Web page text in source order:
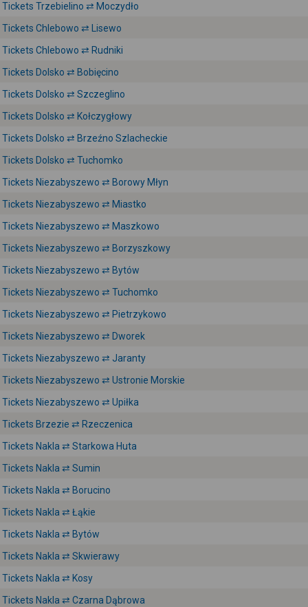
Tickets Trzebielino ⇄ Moczydło
Tickets Chlebowo ⇄ Lisewo
Tickets Chlebowo ⇄ Rudniki
Tickets Dolsko ⇄ Bobięcino
Tickets Dolsko ⇄ Szczeglino
Tickets Dolsko ⇄ Kołczygłowy
Tickets Dolsko ⇄ Brzeźno Szlacheckie
Tickets Dolsko ⇄ Tuchomko
Tickets Niezabyszewo ⇄ Borowy Młyn
Tickets Niezabyszewo ⇄ Miastko
Tickets Niezabyszewo ⇄ Maszkowo
Tickets Niezabyszewo ⇄ Borzyszkowy
Tickets Niezabyszewo ⇄ Bytów
Tickets Niezabyszewo ⇄ Tuchomko
Tickets Niezabyszewo ⇄ Pietrzykowo
Tickets Niezabyszewo ⇄ Dworek
Tickets Niezabyszewo ⇄ Jaranty
Tickets Niezabyszewo ⇄ Ustronie Morskie
Tickets Niezabyszewo ⇄ Upiłka
Tickets Brzezie ⇄ Rzeczenica
Tickets Nakla ⇄ Starkowa Huta
Tickets Nakla ⇄ Sumin
Tickets Nakla ⇄ Borucino
Tickets Nakla ⇄ Łąkie
Tickets Nakla ⇄ Bytów
Tickets Nakla ⇄ Skwierawy
Tickets Nakla ⇄ Kosy
Tickets Nakla ⇄ Czarna Dąbrowa